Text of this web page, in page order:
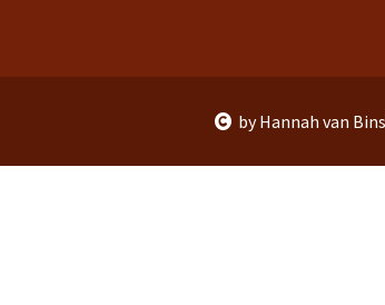
by Hannah van